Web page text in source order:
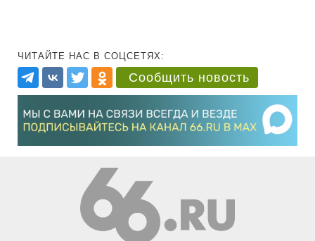
ЧИТАЙТЕ НАС В СОЦСЕТЯХ:
Сообщить новость